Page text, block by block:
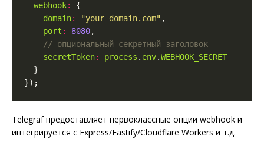
webhook:
domain: "your-domain.com"
port : 8080
secretToken: process . env.WEBHOOK_SECRET
Telegraf предоставляет первоклассные опции webhook и
интегрируется с Express/Fastify/Cloudflare Workers и т.д.